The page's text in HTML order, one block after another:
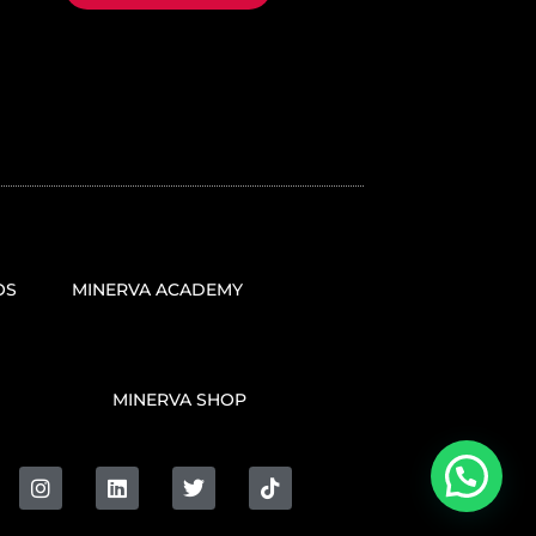
MINERVA ACADEMY
MINERVA SHOP